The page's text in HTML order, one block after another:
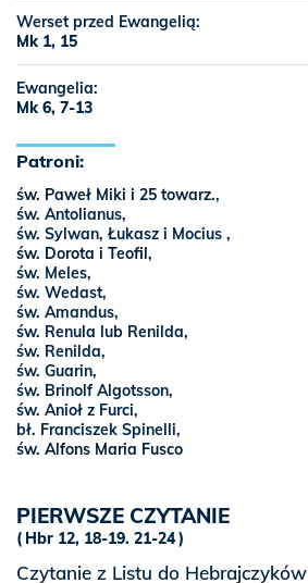
Werset przed Ewangelią:
Mk 1, 15
Ewangelia:
Mk 6, 7-13
Patroni:
św. Paweł Miki i 25 towarz.,
św. Antolianus,
św. Sylwan, Łukasz i Mocius ,
św. Dorota i Teofil,
św. Meles,
św. Wedast,
św. Amandus,
św. Renula lub Renilda,
św. Renilda,
św. Guarin,
św. Brinolf Algotsson,
św. Anioł z Furci,
bł. Franciszek Spinelli,
św. Alfons Maria Fusco
PIERWSZE CZYTANIE
Hbr 12, 18-19. 21-24
Czytanie z Listu do Hebrajczyków